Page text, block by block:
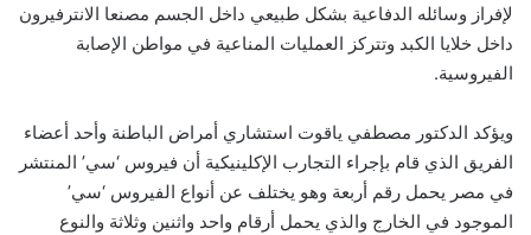
لإفراز وسائله الدفاعية بشكل طبيعي داخل الجسم مصنعا الانترفيرون
داخل خلايا الكبد وتتركز العمليات المناعية في مواطن الإصابة
الفيروسية.
ويؤكد الدكتور مصطفي ياقوت استشاري أمراض الباطنة وأحد أعضاء
الفريق الذي قام بإجراء التجارب الإكلينيكية أن فيروس ‘سي’ المنتشر
في مصر يحمل رقم أربعة وهو يختلف عن أنواع الفيروس ‘سي’
الموجود في الخارج والذي يحمل أرقام واحد واثنين وثلاثة والنوع